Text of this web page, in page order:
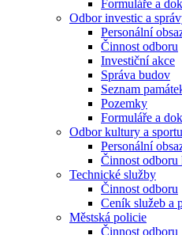
Formuláře a
Odbor investic a
Personální
Činnost odboru
Investiční akce
Správa budov
Seznam
Pozemky
Formuláře a
Odbor kultury a sportu
Personální
Činnost odboru
Technické služby
Činnost odboru
Ceník služeb a
Městská policie
Činnost odboru